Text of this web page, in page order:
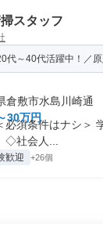
スタッフ
代～40代活躍中！／
倉敷市水島川崎通
30万円
必須条件はナシ＞
◇社会人...
歓迎 +26個